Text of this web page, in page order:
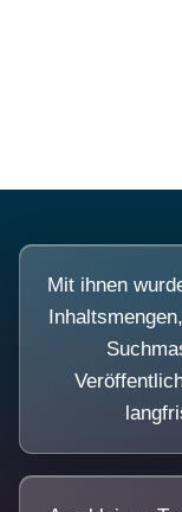
Mit ihnen